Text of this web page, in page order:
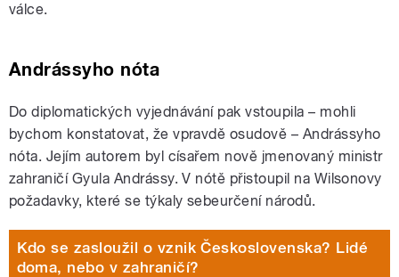
válce.
Andrássyho nóta
Do diplomatických vyjednávání pak vstoupila – mohli
bychom konstatovat, že vpravdě osudově – Andrássyho
nóta. Jejím autorem byl císařem nově jmenovaný ministr
zahraničí Gyula Andrássy. V nótě přistoupil na Wilsonovy
požadavky, které se týkaly sebeurčení národů.
Kdo se zasloužil o vznik Československa? Lidé
doma, nebo v zahraničí?